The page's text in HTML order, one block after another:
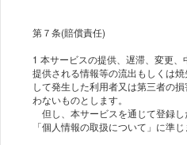
第７条(賠償責任)
1 本サービスの提供、遅滞、変更、
提供される情報等の流出もしくは
して発生した利用者又は第三者の
わないものとします。
但し、本サービスを通じて登録
「個人情報の取扱について」に準じ